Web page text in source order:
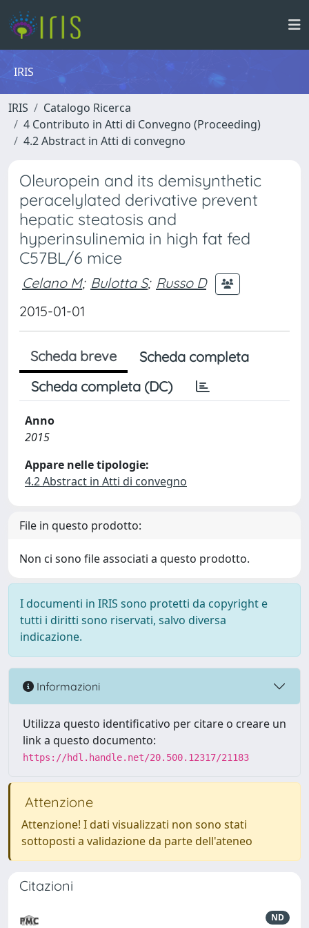
IRIS
IRIS
Catalogo Ricerca
4 Contributo in Atti di Convegno (Proceeding)
4.2 Abstract in Atti di convegno
Oleuropein and its demisynthetic
peracelylated derivative prevent
hepatic steatosis and
hyperinsulinemia in high fat fed
C57BL/6 mice
Celano M; Bulotta S; Russo D
2015-01-01
Scheda breve
Scheda completa
Scheda completa (DC)
Anno
2015
Appare nelle tipologie:
4.2 Abstract in Atti di convegno
File in questo prodotto:
Non ci sono file associati a questo prodotto.
I documenti in IRIS sono protetti da copyright e
tutti i diritti sono riservati, salvo diversa
indicazione.
Informazioni
Utilizza questo identificativo per citare o creare un
link a questo documento:
https://hdl.handle.net/20.500.12317/21183
Attenzione
Attenzione! I dati visualizzati non sono stati
sottoposti a validazione da parte dell'ateneo
Citazioni
ND